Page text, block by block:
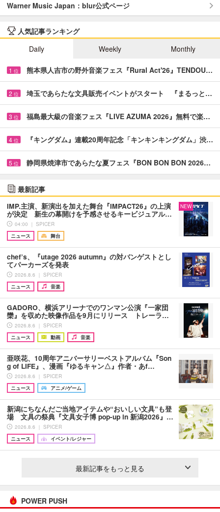
Warner Music Japan：blur公式ページ
人気記事ランキング
Daily
Weekly Monthly
1 位 熊本県人吉市の野外音楽フェス『Rural Act'26』TENDOU…
2 位 埼玉であらたな文具販売イベントがスタート 『まるっと…
3 位 福島最大級の音楽フェス『LIVE AZUMA 2026』無料で楽…
4 位 『キングダム』連載20周年記念「キンキンキングダム」渋…
5 位 静岡県焼津市であらたな夏フェス『BON BON BON 2026…
最新記事
IMP.主演、新演出を加えた舞台『IMPACT26』の上演
が決定 新生の幕開けを予感させるキービジュアル…
04:00 ｜ SPICER
ニュース
舞台
NEW
chef’s、『utage 2026 autumn』の対バンゲストとし
てパーカーズを発表
2026.8.6 ｜ SPICER
ニュース
音楽
GADORO、横浜アリーナでのワンマン公演『一家団
欒』を収めた映像作品を9月にリリース トレーラ…
2026.8.6 ｜ SPICER
ニュース
動画 音楽
亜咲花、10周年アニバーサリーベストアルバム『Son
g of LIFE』、漫画『ゆるキャン△』作者・あf…
2026.8.6 ｜ SPICER
ニュース
アニメ/ゲーム
新潟にちなんだご当地アイテムや“おいしい文具”も登
場 文具の祭典『文具女子博 pop-up in 新潟2026』…
2026.8.6 ｜ SPICER
ニュース
イベント/レジャー
最新記事をもっと見る
POWER PUSH